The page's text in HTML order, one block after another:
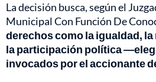
La decisión busca, según el
Municipal Con Función De
derechos como la igualdad,
la participación política
invocados por el accionante